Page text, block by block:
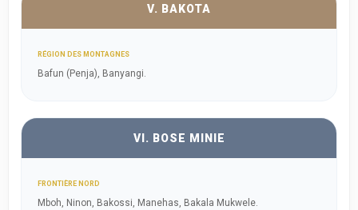
V. BAKOTA
RÉGION DES MONTAGNES
Bafun (Penja), Banyangi.
VI. BOSE MINIE
FRONTIÈRE NORD
Mboh, Ninon, Bakossi, Manehas, Bakala Mukwele.